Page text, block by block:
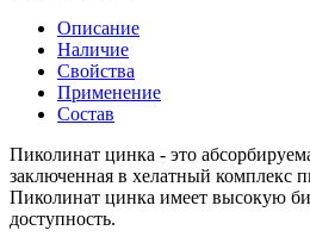
Описание
Наличие
Свойства
Применение
Состав
Пиколинат цинка - это
заключенная в хелатный комплекс
Пиколинат цинка имеет высокую
доступность.